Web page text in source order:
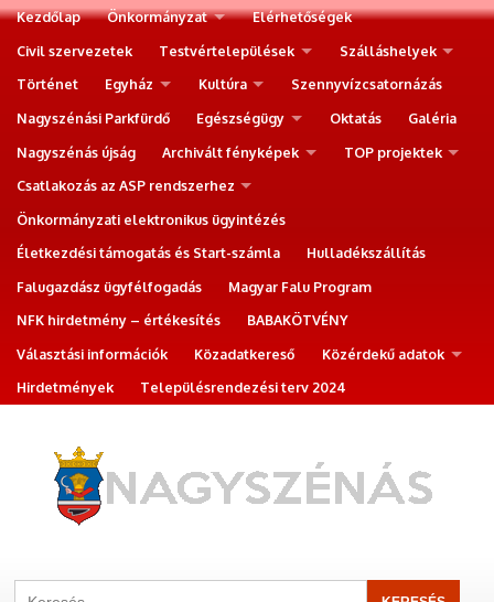
Kezdőlap Önkormányzat
Elérhetőségek
Civil szervezetek
Testvértelepülések
Szálláshelyek
Történet
Egyház Kultúra
Szennyvízcsatornázás
Nagyszénási Parkfürdő
Egészségügy Oktatás
Galéria
Nagyszénás újság
Archivált fényképek
TOP projektek
Csatlakozás az ASP rendszerhez
Önkormányzati elektronikus ügyintézés
Életkezdési támogatás és Start-számla
Hulladékszállítás
Falugazdász ügyfélfogadás
Magyar Falu Program
NFK hirdetmény – értékesítés
BABAKÖTVÉNY
Választási információk
Közadatkereső
Közérdekű adatok
Hirdetmények
Településrendezési terv 2024